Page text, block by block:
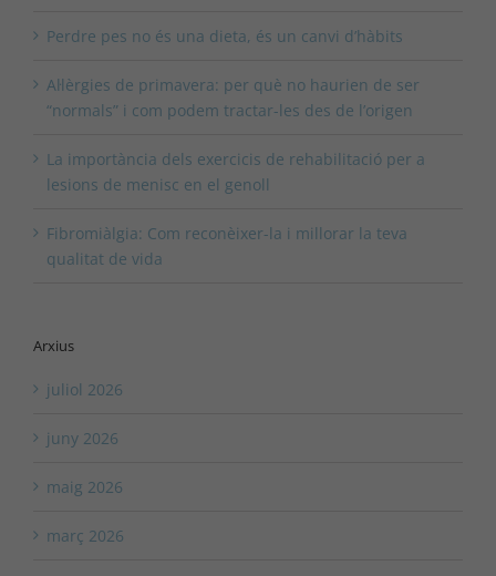
Perdre pes no és una dieta, és un canvi d’hàbits
Al·lèrgies de primavera: per què no haurien de ser
“normals” i com podem tractar-les des de l’origen
La importància dels exercicis de rehabilitació per a
lesions de menisc en el genoll
Fibromiàlgia: Com reconèixer-la i millorar la teva
qualitat de vida
Arxius
juliol 2026
juny 2026
maig 2026
març 2026